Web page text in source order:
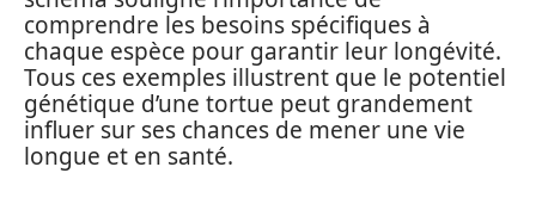
comprendre les besoins spécifiques à
chaque espèce pour garantir leur longévité.
Tous ces exemples illustrent que le potentiel
génétique d’une tortue peut grandement
influer sur ses chances de mener une vie
longue et en santé.